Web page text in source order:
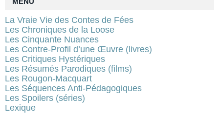
MENU
La Vraie Vie des Contes de Fées
Les Chroniques de la Loose
Les Cinquante Nuances
Les Contre-Profil d’une Œuvre (livres)
Les Critiques Hystériques
Les Résumés Parodiques (films)
Les Rougon-Macquart
Les Séquences Anti-Pédagogiques
Les Spoilers (séries)
Lexique